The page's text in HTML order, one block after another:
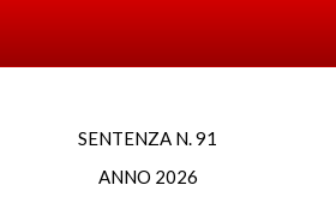
SENTENZA N. 91
ANNO 2026